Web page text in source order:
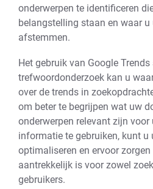
onderwerpen te identificeren
belangstelling staan en waar
afstemmen.
Het gebruik van Google
trefwoordonderzoek kan u
over de trends in
om beter te begrijpen wat uw
onderwerpen relevant zijn voor
informatie te gebruiken, kunt
optimaliseren en ervoor
aantrekkelijk is voor zowel
gebruikers.